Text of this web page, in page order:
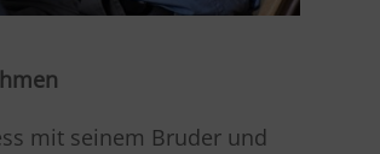
mit seinem Bruder und